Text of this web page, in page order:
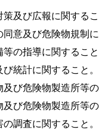
及び広報に関するこ
意及び危険物規制に
の指導に関すること
統計に関すること。
及び危険物製造所等
及び危険物製造所等
調査に関すること。